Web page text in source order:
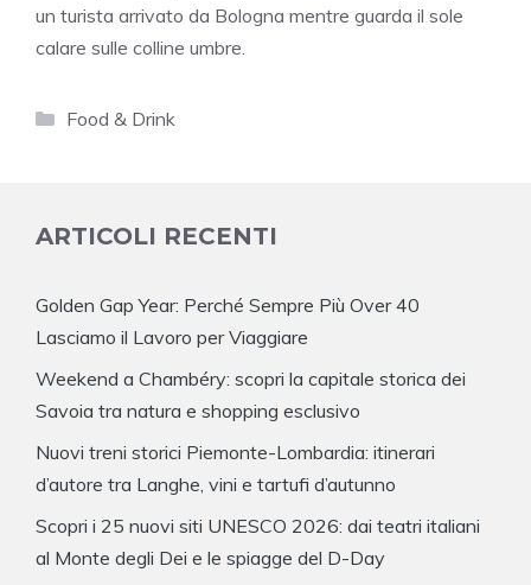
un turista arrivato da Bologna mentre guarda il sole
calare sulle colline umbre.
Categorie
Food & Drink
ARTICOLI RECENTI
Golden Gap Year: Perché Sempre Più Over 40
Lasciamo il Lavoro per Viaggiare
Weekend a Chambéry: scopri la capitale storica dei
Savoia tra natura e shopping esclusivo
Nuovi treni storici Piemonte-Lombardia: itinerari
d’autore tra Langhe, vini e tartufi d’autunno
Scopri i 25 nuovi siti UNESCO 2026: dai teatri italiani
al Monte degli Dei e le spiagge del D-Day